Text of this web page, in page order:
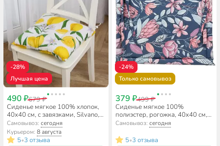
-28%
Лучшая цена
490 ₽679 ₽
Сиденье мягкое 100% хлопок,
40х40 см, с завязками, Silvano,
Лимоны
Самовывоз:сегодня
Курьером:8 августа
5•3 отзыва
-24%
Только самовывоз
379 ₽499 ₽
Сиденье мягкое 100%
полиэстер, рогожка, 40х40 см,
Verossa, Моэна Вид 1
Самовывоз: сегодня
5•3 отзыва